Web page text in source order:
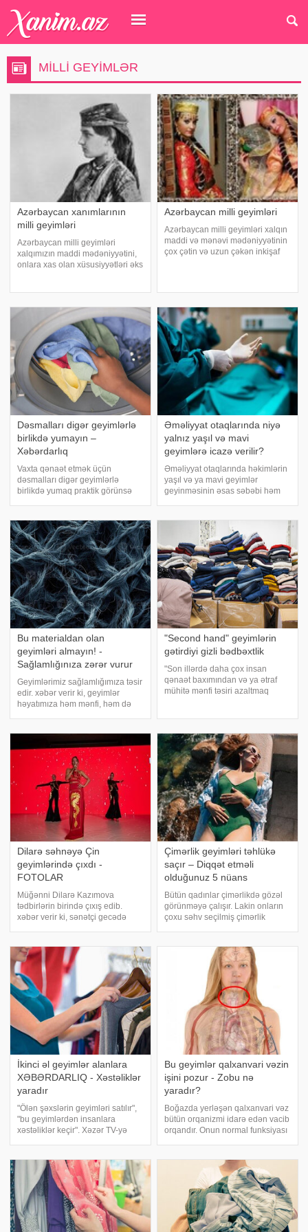
MILLI GEYIMLƏR
Azərbaycan xanımlarının
milli geyimləri
Azərbaycan milli geyimləri
xalqımızın maddi mədəniyyətini,
onlara xas olan xüsusiyyətləri əks
halda formalaşmaları, bədii bəzə
Azərbaycan milli geyimləri
Azərbaycan milli geyimləri xalqın
maddi və mənəvi mədəniyyətinin
çox çətin və uzun çəkən inkişaf
Dəsmalları digər geyimlərlə
birlikdə yumayın –
Xəbərdarlıq
Vaxta qənaət etmək üçün
dəsmalları digər geyimlərlə
birlikdə yumaq praktik görünsə
fərqli temperatur tələbləridir.
Dəsmalların tam təmizlənməsi
üçün ən az
Əməliyyat otaqlarında niyə
yalnız yaşıl və mavi
geyimlərə icazə verilir?
Əməliyyat otaqlarında həkimlərin
yaşıl və ya mavi geyimlər
geyinməsinin əsas səbəbi həm
1914-cü ildə kanadalı həkim
Herbert Robertson bu rənglərin
istifadəsin
Bu materialdan olan
geyimləri almayın! -
Sağlamlığınıza zərər vurur
Geyimlərimiz sağlamlığımıza təsir
edir. xəbər verir ki, geyimlər
həyatımıza həm mənfi, həm də
arzu olunan parça"
"Second hand" geyimlərin
gətirdiyi gizli bədbəxtlik
"Son illərdə daha çox insan
qənaət baxımından və ya ətraf
mühitə mənfi təsiri azaltmaq
sağlamlıq üçün gizli təhlük
Dilarə səhnəyə Çin
geyimlərində çıxdı -
FOTOLAR
Müğənni Dilarə Kazımova
tədbirlərin birində çıxış edib.
xəbər verir ki, sənətçi gecədə
adi stili ilə diqqət çəkib. O,
səhnəyə çinin milli libasları ilə
çıxıb. . Dilar
Çimərlik geyimləri təhlükə
saçır – Diqqət etməli
olduğunuz 5 nüans
Bütün qadınlar çimərlikdə gözəl
görünməyə çalışır. Lakin onların
çoxu səhv seçilmiş çimərlik
istinadən xəbər verir ki, tibb
elmləri namizədi, mama-
ginekoloq Olqa Nojnitsev
İkinci əl geyimlər alanlara
XƏBƏRDARLIQ - Xəstəliklər
yaradır
"Ölən şəxslərin geyimləri satılır",
"bu geyimlərdən insanlara
xəstəliklər keçir". Xəzər TV-yə
fikirlər ikinci əl geyimlərə aiddir.
Lakin nə qədə
Bu geyimlər qalxanvari vəzin
işini pozur - Zobu nə
yaradır?
Boğazda yerləşən qalxanvari vəz
bütün orqanizmi idarə edən vacib
orqandır. Onun normal funksiyası
qidalanma və seçdiyimiz
geyimlər qalxanvari vəzə təsir